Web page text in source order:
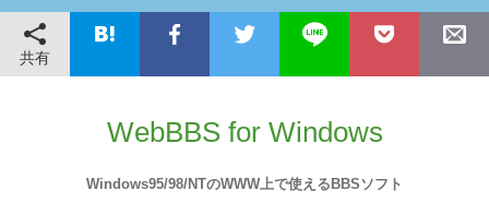
共有
WebBBS for Windows
Windows95/98/NTのWWW上で使えるBBSソフト